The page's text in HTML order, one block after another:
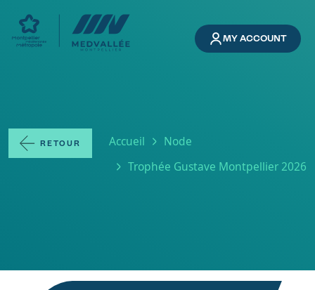
MY ACCOUNT
RETOUR Breadcrumb
Accueil
Node
Trophée Gustave Montpellier 2026